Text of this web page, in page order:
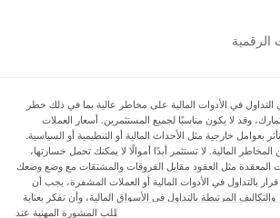
الرقمية
التداول في الأدوات المالية على مخاطر عالية بما في ذلك خطر
وقد لا يكون مناسبًا لجميع المستثمرين. أسعار العملات
بعوامل خارجية مثل الأحداث المالية أو التنظيمية أو السياسية.
المالية. لا تستثمر أبدًا أموالًا لا يمكنك تحمل خسارتها،
المعقدة مثل العقود مقابل الفروقات والمشتقات مع وضع وضعك
قرار بالتداول في الأدوات المالية أو العملات المشفرة، يجب أن
المرتبطة بالتداول في الأسواق المالية، وأن تفكر بعناية
خبرتك ورغبتك في المخاطرة، وأن تطلب المشورة المهنية عند